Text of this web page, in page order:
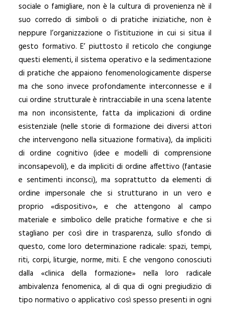
sociale o famigliare, non è la cultura di provenienza nè il
suo corredo di simboli o di pratiche iniziatiche, non è
neppure l’organizzazione o l’istituzione in cui si situa il
gesto formativo. E’ piuttosto il reticolo che congiunge
questi elementi, il sistema operativo e la sedimentazione
di pratiche che appaiono fenomenologicamente disperse
ma che sono invece profondamente interconnesse e il
cui ordine strutturale è rintracciabile in una scena latente
ma non inconsistente, fatta da implicazioni di ordine
esistenziale (nelle storie di formazione dei diversi attori
che intervengono nella situazione formativa), da impliciti
di ordine cognitivo (idee e modelli di comprensione
inconsapevoli), e da impliciti di ordine affettivo (fantasie
e sentimenti inconsci), ma soprattutto da elementi di
ordine impersonale che si strutturano in un vero e
proprio «dispositivo», e che attengono al campo
materiale e simbolico delle pratiche formative e che si
stagliano per così dire in trasparenza, sullo sfondo di
questo, come loro determinazione radicale: spazi, tempi,
riti, corpi, liturgie, norme, miti. E che vengono conosciuti
dalla «clinica della formazione» nella loro radicale
ambivalenza fenomenica, al di qua di ogni pregiudizio di
tipo normativo o applicativo così spesso presenti in ogni